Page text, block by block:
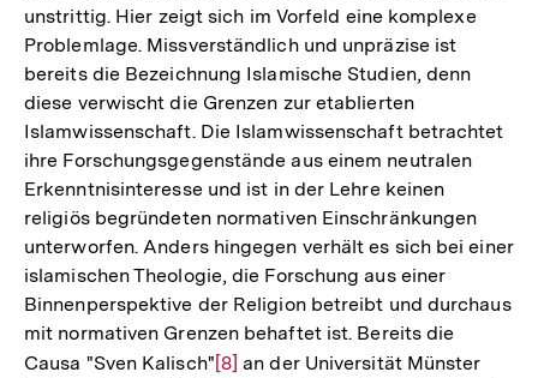
unstrittig. Hier zeigt sich im Vorfeld eine komplexe
Problemlage. Missverständlich und unpräzise ist
bereits die Bezeichnung Islamische Studien, denn
diese verwischt die Grenzen zur etablierten
Islamwissenschaft. Die Islamwissenschaft betrachtet
ihre Forschungsgegenstände aus einem neutralen
Erkenntnisinteresse und ist in der Lehre keinen
religiös begründeten normativen Einschränkungen
unterworfen. Anders hingegen verhält es sich bei einer
islamischen Theologie, die Forschung aus einer
Binnenperspektive der Religion betreibt und durchaus
mit normativen Grenzen behaftet ist. Bereits die
Causa "Sven Kalisch"Zur
[8] an der Universität Münster